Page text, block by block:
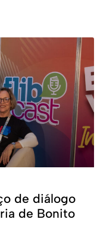
de diálogo
de Bonito